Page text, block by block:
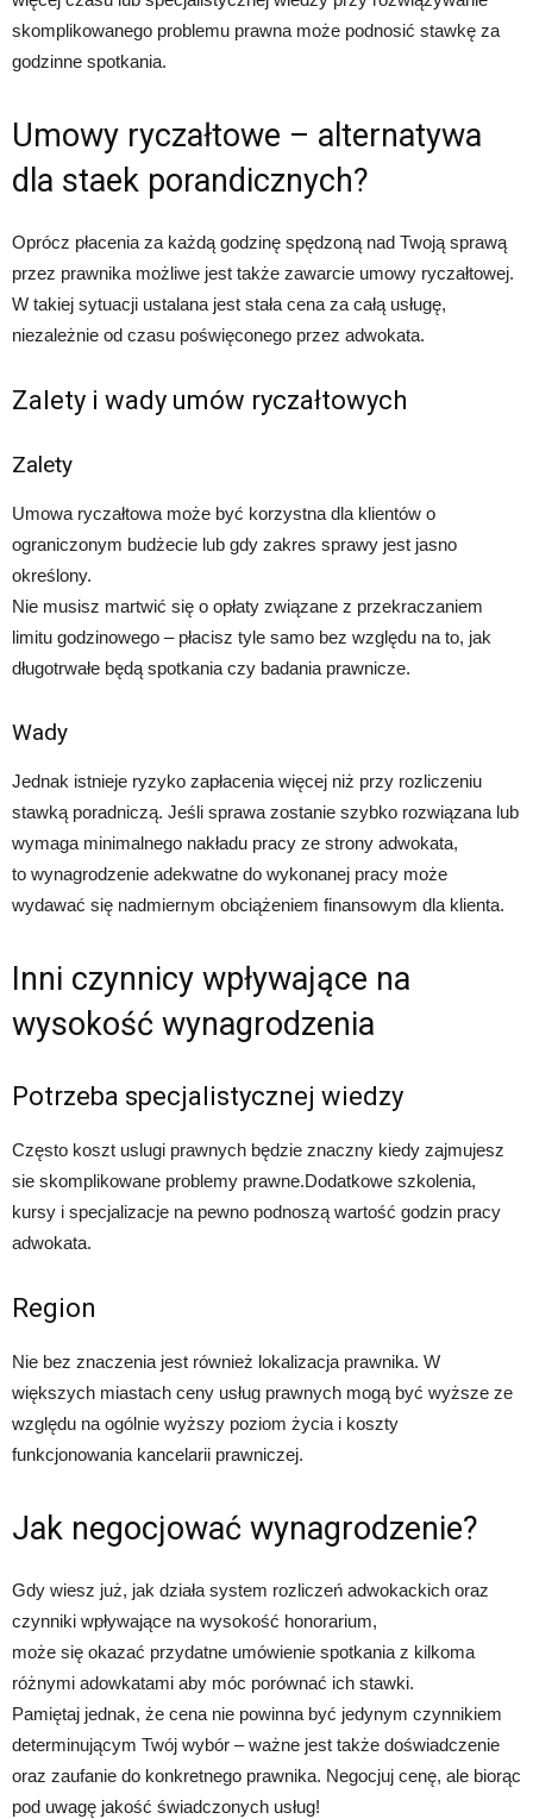
skomplikowanego problemu prawna może podnosić stawkę za
godzinne spotkania.
Umowy ryczałtowe – alternatywa
dla staek porandicznych?
Oprócz płacenia za każdą godzinę spędzoną nad Twoją sprawą
przez prawnika możliwe jest także zawarcie umowy ryczałtowej.
W takiej sytuacji ustalana jest stała cena za całą usługę,
niezależnie od czasu poświęconego przez adwokata.
Zalety i wady umów ryczałtowych
Zalety
Umowa ryczałtowa może być korzystna dla klientów o
ograniczonym budżecie lub gdy zakres sprawy jest jasno
określony.
Nie musisz martwić się o opłaty związane z przekraczaniem
limitu godzinowego – płacisz tyle samo bez względu na to, jak
długotrwałe będą spotkania czy badania prawnicze.
Wady
Jednak istnieje ryzyko zapłacenia więcej niż przy rozliczeniu
stawką poradniczą. Jeśli sprawa zostanie szybko rozwiązana lub
wymaga minimalnego nakładu pracy ze strony adwokata,
to wynagrodzenie adekwatne do wykonanej pracy może
wydawać się nadmiernym obciążeniem finansowym dla klienta.
Inni czynnicy wpływające na
wysokość wynagrodzenia
Potrzeba specjalistycznej wiedzy
Często koszt uslugi prawnych będzie znaczny kiedy zajmujesz
sie skomplikowane problemy prawne.Dodatkowe szkolenia,
kursy i specjalizacje na pewno podnoszą wartość godzin pracy
adwokata.
Region
Nie bez znaczenia jest również lokalizacja prawnika. W
większych miastach ceny usług prawnych mogą być wyższe ze
względu na ogólnie wyższy poziom życia i koszty
funkcjonowania kancelarii prawniczej.
Jak negocjować wynagrodzenie?
Gdy wiesz już, jak działa system rozliczeń adwokackich oraz
czynniki wpływające na wysokość honorarium,
może się okazać przydatne umówienie spotkania z kilkoma
różnymi adowkatami aby móc porównać ich stawki.
Pamiętaj jednak, że cena nie powinna być jedynym czynnikiem
determinującym Twój wybór – ważne jest także doświadczenie
oraz zaufanie do konkretnego prawnika. Negocjuj cenę, ale biorąc
pod uwagę jakość świadczonych usług!